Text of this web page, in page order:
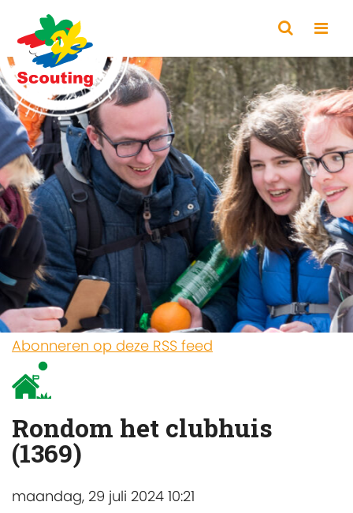
Abonneren op deze RSS feed
Rondom het clubhuis
(1369)
maandag, 29 juli 2024 10:21